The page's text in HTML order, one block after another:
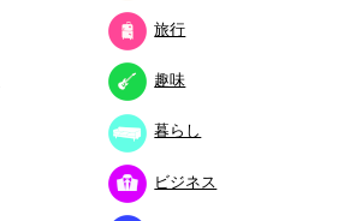
旅行
趣味
暮らし
ビジネス